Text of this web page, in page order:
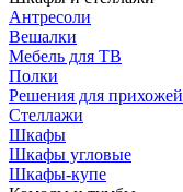
Антресоли
Вешалки
Мебель для ТВ
Полки
Решения для прихожей
Стеллажи
Шкафы
Шкафы угловые
Шкафы-купе